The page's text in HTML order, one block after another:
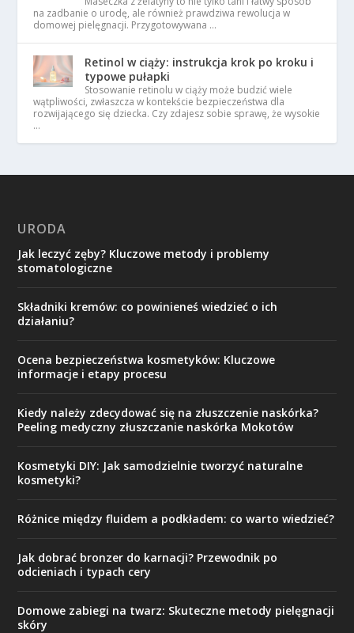
na zadbanie o urodę, ale również prawdziwa rewolucja w
domowej pielęgnacji. Przygotowywana …
Retinol w ciąży: instrukcja krok po kroku i
typowe pułapki
Stosowanie retinolu w ciąży może budzić wiele
wątpliwości, zwłaszcza w kontekście bezpieczeństwa dla
rozwijającego się dziecka. Czy zdajesz sobie sprawę, że wysokie
…
URODA
Jak leczyć zęby? Kluczowe metody i problemy
stomatologiczne
Składniki kremów: co powinieneś wiedzieć o ich
działaniu?
Ocena bezpieczeństwa kosmetyków: Kluczowe
informacje i etapy procesu
Kiedy należy zdecydować się na złuszczenie naskórka?
Peeling medyczny złuszczanie naskórka Mokotów
Kosmetyki DIY: Jak samodzielnie tworzyć naturalne
kosmetyki?
Różnice między fluidem a podkładem: co warto wiedzieć?
Jak dobrać bronzer do karnacji? Przewodnik po
odcieniach i typach cery
Domowe zabiegi na twarz: Skuteczne metody pielęgnacji
skóry